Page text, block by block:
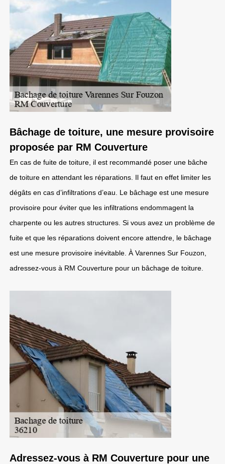
Bâchage de toiture, une mesure provisoire
proposée par RM Couverture
En cas de fuite de toiture, il est recommandé poser une bâche
de toiture en attendant les réparations. Il faut en effet limiter les
dégâts en cas d’infiltrations d’eau. Le bâchage est une mesure
provisoire pour éviter que les infiltrations endommagent la
charpente ou les autres structures. Si vous avez un problème de
fuite et que les réparations doivent encore attendre, le bâchage
est une mesure provisoire inévitable. À Varennes Sur Fouzon,
adressez-vous à RM Couverture pour un bâchage de toiture.
Adressez-vous à RM Couverture pour une